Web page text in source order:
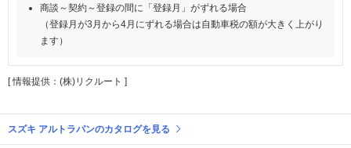
商談～契約～登録の間に「登録月」がずれる場合
（登録月が3月から4月にずれる場合は自動車税の額が大きく上がり
ます）
[ 情報提供：(株)リクルート ]
スズキ アルトラパンのカタログを見る